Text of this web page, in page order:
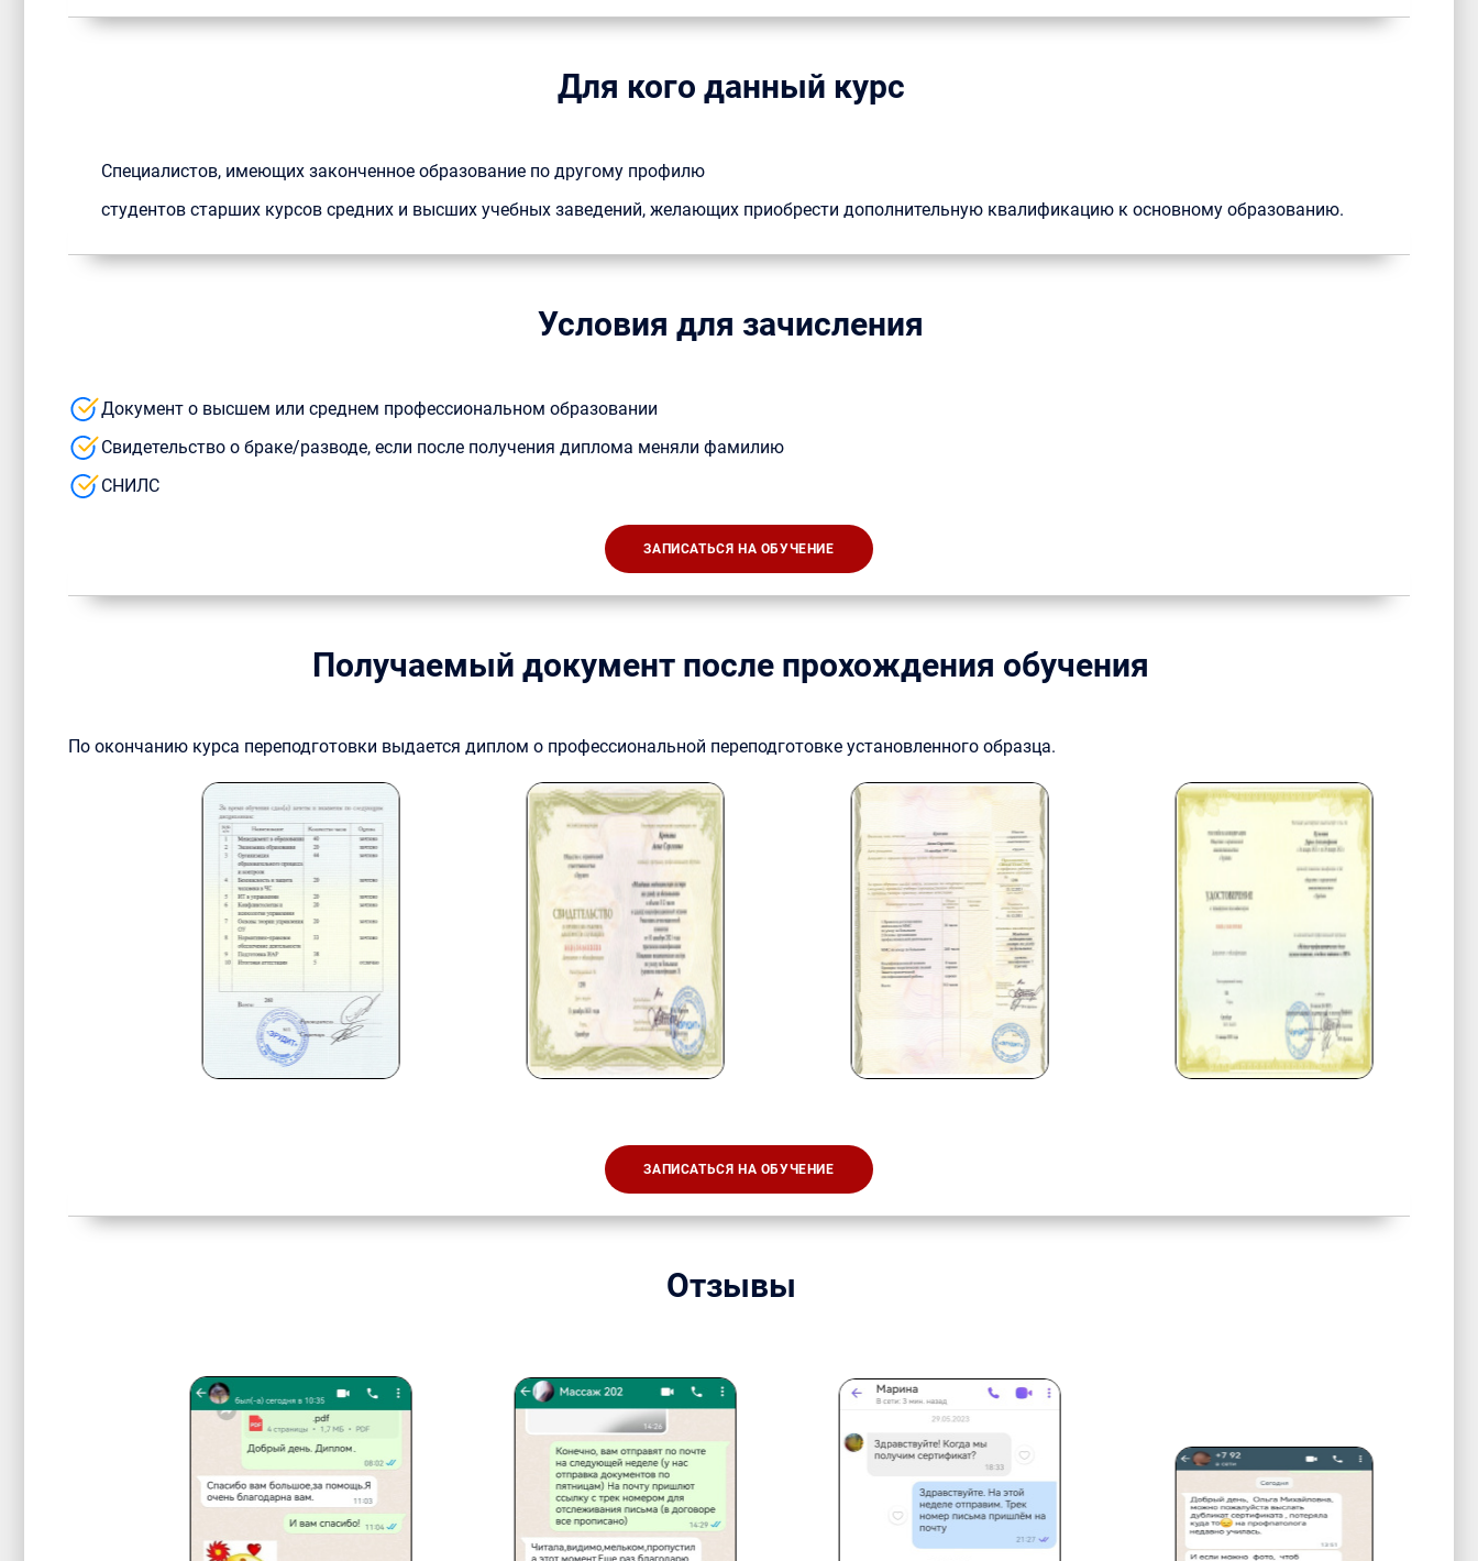
Для кого данный курс
Специалистов, имеющих законченное образование по другому профилю
студентов старших курсов средних и высших учебных заведений, желающих приобрести дополнительную квалификацию к основному образованию.
Условия для зачисления
Документ о высшем или среднем профессиональном образовании
Свидетельство о браке/разводе, если после получения диплома меняли фамилию
СНИЛС
ЗАПИСАТЬСЯ НА ОБУЧЕНИЕ
Получаемый документ после прохождения обучения
По окончанию курса переподготовки выдается диплом о профессиональной переподготовке установленного образца.
ЗАПИСАТЬСЯ НА ОБУЧЕНИЕ
Отзывы